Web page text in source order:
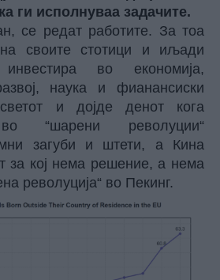
ги исполнуваа задачите.
се редат работите. За тоа
своите стотици и иљади
во економија,
наука и фианансиски
и дојде денот кога
во “шарени револуции“
загуби и штети, а Кина
за кој нема решение, а нема
револуција“ во Пекинг.